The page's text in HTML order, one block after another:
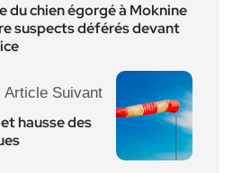
du chien égorgé à Moknine
suspects déférés devant
Article Suivant
hausse des